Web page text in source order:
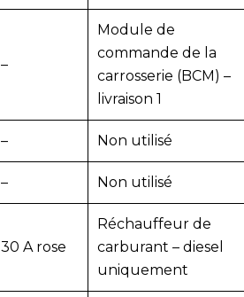
–
Module de
commande de la
carrosserie (BCM) –
livraison 1
– Non utilisé
– Non utilisé
30 A rose
Réchauffeur de
carburant – diesel
uniquement